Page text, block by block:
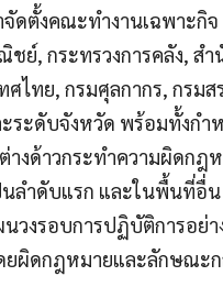
ตั้งคณะทำงานเฉพาะกิจ
ชย์, กระทรวงการคลัง,
ศไทย, กรมศุลกากร, กร
ระดับจังหวัด พร้อมทั้งกำ
างด้าวกระทำความผิดก
นลำดับแรก และในพื้นที่
งรอบการปฏิบัติการอย่า
ยผิดกฎหมายและลักษณะ